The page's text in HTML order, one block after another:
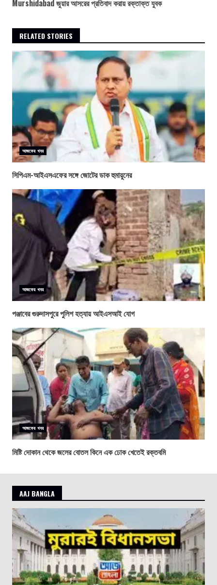
Murshidabad জুয়ার আসরের প্রতিবাদ করায় রক্তাক্ত যুবক
RELATED STORIES
আজকের খবর
সিপিএম-আইএসএফের সঙ্গে জোটের ডাক হুমায়ুনের
আজকের খবর
পঞ্জাবের গুরুদাসপুরে পুলিশ হত্যায় আইএসআই যোগ
আজকের খবর
মিষ্টি দোকান থেকে জলের বোতল কিনে এক ঢোক খেতেই রক্তবমি
AAJ BANGLA